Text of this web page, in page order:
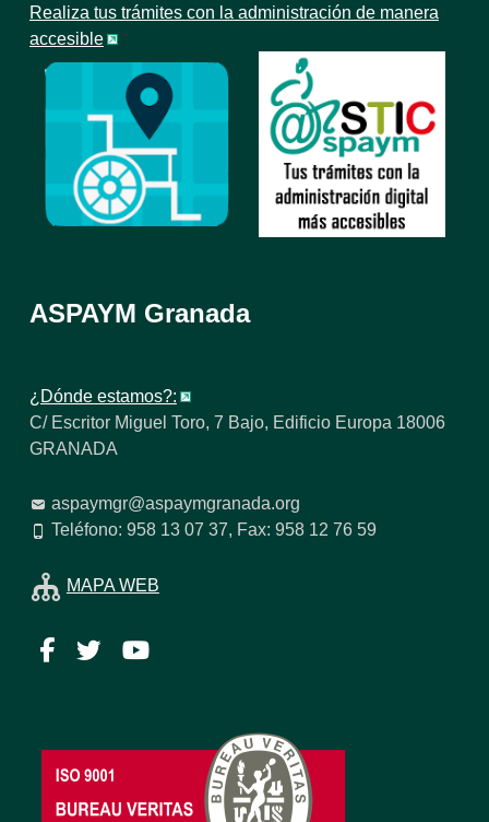
Realiza tus trámites con la administración de manera
accesible
ASPAYM Granada
¿Dónde estamos?:
C/ Escritor Miguel Toro, 7 Bajo, Edificio Europa 18006
GRANADA
aspaymgr@aspaymgranada.org
Teléfono: 958 13 07 37, Fax: 958 12 76 59
MAPA WEB
Facebook
TwitterYouTube